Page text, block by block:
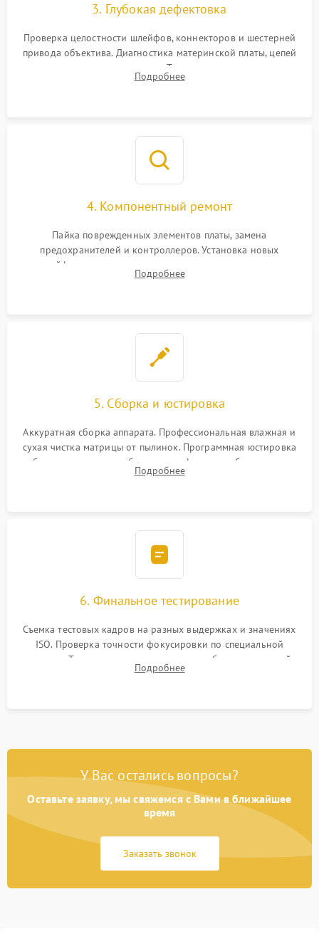
3. Глубокая дефектовка
Проверка целостности шлейфов, коннекторов и шестерней
привода объектива. Диагностика материнской платы, цепей
питания и картоприемника. Тестирование механизма
затвора и блока внутрикамерной стабилизации.
Подробнее
4. Компонентный ремонт
Пайка поврежденных элементов платы, замена
предохранителей и контроллеров. Установка новых
шлейфов, дисплея, механизма затвора или двигателя
автофокуса. Восстановление геометрии тубуса объектива
Подробнее
5. Сборка и юстировка
Аккуратная сборка аппарата. Профессиональная влажная и
сухая чистка матрицы от пылинок. Программная юстировка
рабочего отрезка, калибровка автофокуса, стабилизатора и
экспозамера с помощью сервисного ПО.
Подробнее
6. Финальное тестирование
Съемка тестовых кадров на разных выдержках и значениях
ISO. Проверка точности фокусировки по специальной
мишени. Тест записи на карту памяти, работы встроенной
вспышки, микрофона и всех кнопок управления.
Подробнее
У Вас остались вопросы?
Оставьте заявку, мы свяжемся с Вами в ближайшее
время
Заказать звонок